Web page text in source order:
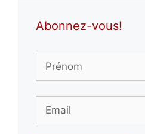
Abonnez-vous!